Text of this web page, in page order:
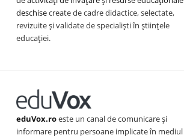
deschisecreate de cadre didactice, selectate,
revizuite și validate de specialiști în științele
educației.
eduVox.roeste un canal de comunicare și
informare pentru persoane implicate în mediul